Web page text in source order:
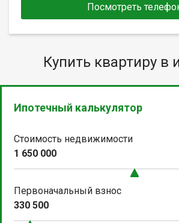
Посмотреть
Купить квартиру в
Ипотечный калькулятор
Стоимость недвижимости
1 650 000
Первоначальный взнос
330 500